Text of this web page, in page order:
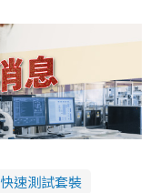
快速測試套裝